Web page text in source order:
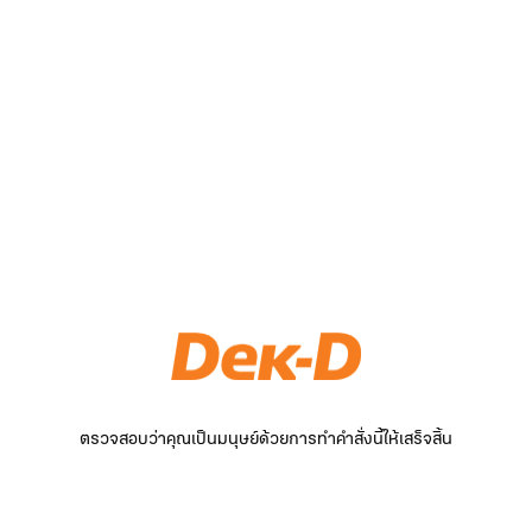
ตรวจสอบว่าคุณเป็นมนุษย์ด้วยการทำคำสั่งนี้ให้เสร็จสิ้น